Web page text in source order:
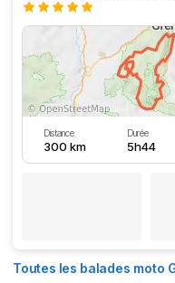
Distance
300 km
Durée
5h44
Toutes les balades moto